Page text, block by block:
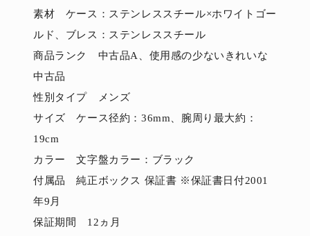
素材 ケース：ステンレススチール×ホワイトゴー
ルド、ブレス：ステンレススチール
商品ランク 中古品A、使用感の少ないきれいな
中古品
性別タイプ メンズ
サイズ ケース径約：36mm、腕周り最大約：
19cm
カラー 文字盤カラー：ブラック
付属品 純正ボックス 保証書 ※保証書日付2001
年9月
保証期間 12ヵ月